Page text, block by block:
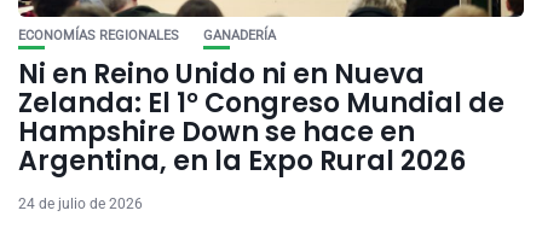
ECONOMÍAS REGIONALES GANADERÍA
Ni en Reino Unido ni en Nueva
Zelanda: El 1° Congreso Mundial de
Hampshire Down se hace en
Argentina, en la Expo Rural 2026
24 de julio de 2026